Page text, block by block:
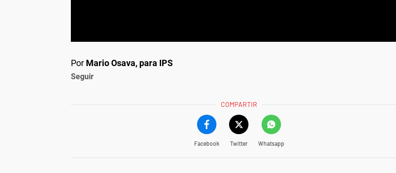
Por Mario Osava, para IPS
Seguir
COMPARTIR
Facebook Twitter Whatsapp